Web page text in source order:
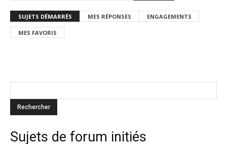
SUJETS DÉMARRÉS MES RÉPONSES ENGAGEMENTS
MES FAVORIS
Sujets de forum initiés